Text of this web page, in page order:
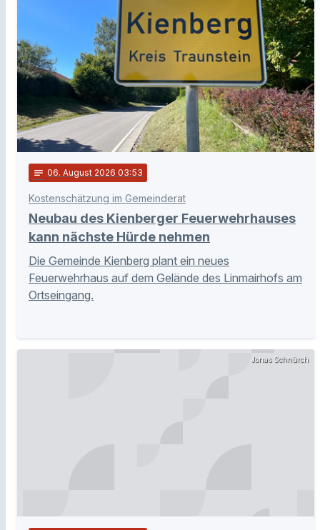
notes 06. August 2026 03:53
Kostenschätzung im Gemeinderat
Neubau des Kienberger Feuerwehrhauses
kann nächste Hürde nehmen
Die Gemeinde Kienberg plant ein neues
Feuerwehrhaus auf dem Gelände des Linmairhofs am
Ortseingang.
Jonas Schnürch